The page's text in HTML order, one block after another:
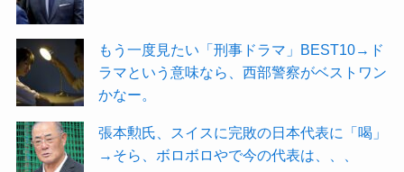
もう一度見たい「刑事ドラマ」BEST10→ド
ラマという意味なら、西部警察がベストワン
かなー。
張本勲氏、スイスに完敗の日本代表に「喝」
→そら、ボロボロやで今の代表は、、、